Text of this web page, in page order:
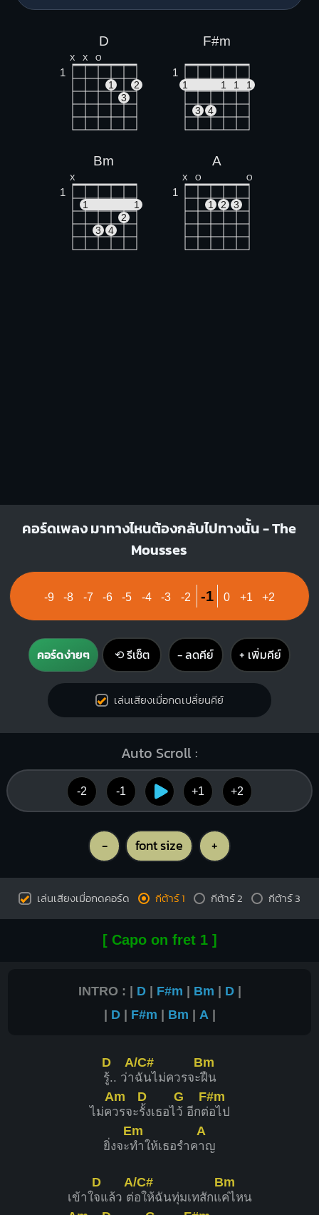
D
X X O
1
1
2
3
F#m
1
1 1 1 1
3 4
Bm
X
1
1
1
2
3
4
A
X O O
1
1 2 3
X X O
2
Bb
X X O
1
3 4
Eb
X X
1
2
3
Cm
X X
1 2 1
4
1
1
3
4
1 1 1 1
3
Fm G7
O O O
2
G#m
คอร์ดเพลง มาทางไหนต้องกลับไปทางนั้น - The
Mousses
-9 -8 -7 -6 -5 -4 -3 -2 -1 0 +1 +2
คอร์ดง่ายๆ ⟲ รีเซ็ต − ลดคีย์ + เพิ่มคีย์
เล่นเสียงเมื่อกดเปลี่ยนคีย์
Auto Scroll :
-2 -1 +1 +2
- font size +
เล่นเสียงเมื่อกดคอร์ด กีต้าร์ 1 กีต้าร์ 2 กีต้าร์ 3
[ Capo on fret 1 ]
INTRO : | D| F#m | Bm | D|
| D| F#m | Bm | A |
D
รู้.. ว่า
A/C#
ฉันไม่ควรจะ
Bm
ฝืน
ไม่ค
Am
วรจะ
D
รั้งเธอไ
G
ว้ อีกต่
F#m
อไป
ยิ่งจะ
Em
ทำให้เธอรำค
A
าญ
เข้าใ
D
จแล้ว ต่
A/C#
อให้ฉันทุ่มเทสักแ
Bm
ค่ไหน